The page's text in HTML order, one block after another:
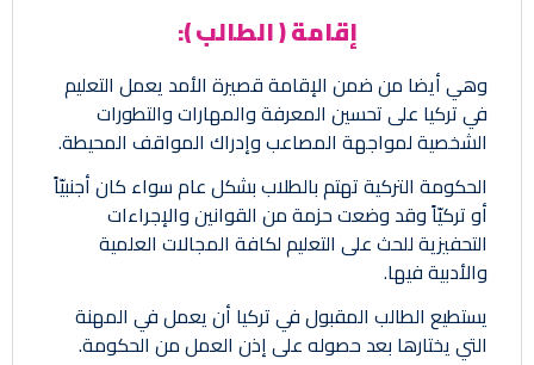
إقامة ( الطالب ):
وهي أيضا من ضمن الإقامة قصيرة الأمد يعمل التعليم
في تركيا على تحسين المعرفة والمهارات والتطورات
الشخصية لمواجهة المصاعب وإدراك المواقف المحيطة.
الحكومة التركية تهتم بالطلاب بشكل عام سواء كان أجنبيّاً
أو تركيّاً وقد وضعت حزمة من القوانين والإجراءات
التحفيزية للحث على التعليم لكافة المجالات العلمية
والأدبية فيها.
يستطيع الطالب المقبول في تركيا أن يعمل في المهنة
التي يختارها بعد حصوله على إذن العمل من الحكومة.